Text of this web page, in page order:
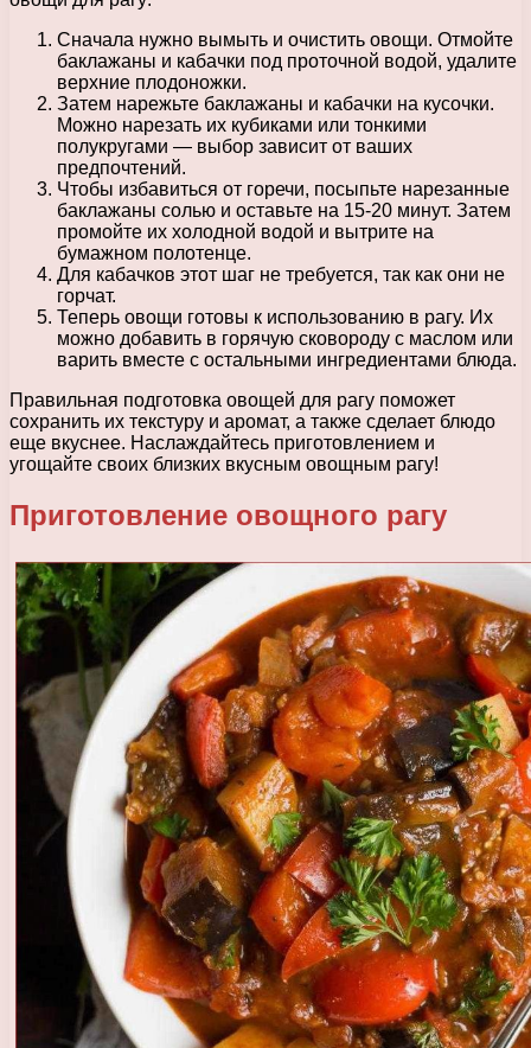
Сначала нужно вымыть и очистить овощи. Отмойте
баклажаны и кабачки под проточной водой, удалите
верхние плодоножки.
Затем нарежьте баклажаны и кабачки на кусочки.
Можно нарезать их кубиками или тонкими
полукругами — выбор зависит от ваших
предпочтений.
Чтобы избавиться от горечи, посыпьте нарезанные
баклажаны солью и оставьте на 15-20 минут. Затем
промойте их холодной водой и вытрите на
бумажном полотенце.
Для кабачков этот шаг не требуется, так как они не
горчат.
Теперь овощи готовы к использованию в рагу. Их
можно добавить в горячую сковороду с маслом или
варить вместе с остальными ингредиентами блюда.
Правильная подготовка овощей для рагу поможет
сохранить их текстуру и аромат, а также сделает блюдо
еще вкуснее. Наслаждайтесь приготовлением и
угощайте своих близких вкусным овощным рагу!
Приготовление овощного рагу